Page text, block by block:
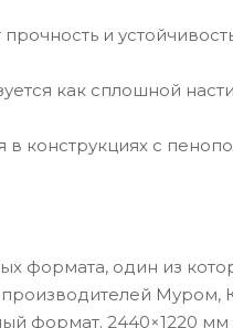
и
как сплошной
в конструкциях с
формата, один из
Муром,
формат. 2440×1220